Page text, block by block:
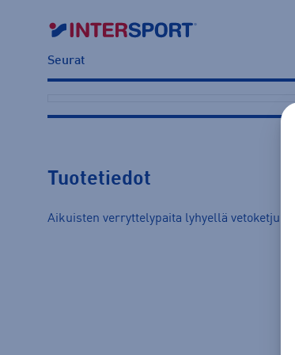
Seurat
Tuotetiedot
Aikuisten verryttelypaita lyhyellä